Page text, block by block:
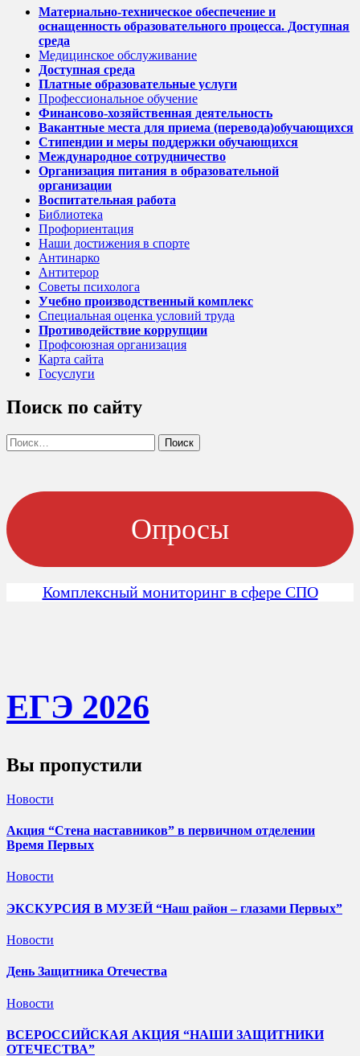
Материально-техническое обеспечение и
оснащенность образовательного процесса. Доступная
среда
Медицинское обслуживание
Доступная среда
Платные образовательные услуги
Профессиональное обучение
Финансово-хозяйственная деятельность
Вакантные места для приема (перевода)обучающихся
Стипендии и меры поддержки обучающихся
Международное сотрудничество
Организация питания в образовательной
организации
Воспитательная работа
Библиотека
Профориентация
Наши достижения в спорте
Антинарко
Антитерор
Советы психолога
Учебно производственный комплекс
Специальная оценка условий труда
Противодействие коррупции
Профсоюзная организация
Карта сайта
Госуслуги
Поиск по сайту
Найти:
Опросы
Комплексный мониторинг в сфере СПО
ЕГЭ 2026
Вы пропустили
Новости
Акция “Стена наставников” в первичном отделении
Время Первых
Новости
ЭКСКУРСИЯ В МУЗЕЙ “Наш район – глазами Первых”
Новости
День Защитника Отечества
Новости
ВСЕРОССИЙСКАЯ АКЦИЯ “НАШИ ЗАЩИТНИКИ
ОТЕЧЕСТВА”